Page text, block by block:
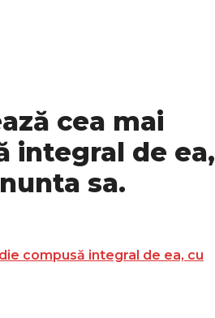
cea mai
integral de ea,
sa.